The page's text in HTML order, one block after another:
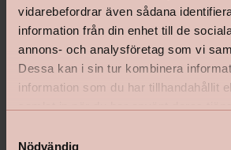
vidarebefordrar även sådana
information från din enhet till de
annons- och analysföretag som vi
Dessa kan i sin tur kombinera
information som du har tillhandahållit
Nödvändig
Pris 269 kr Pris